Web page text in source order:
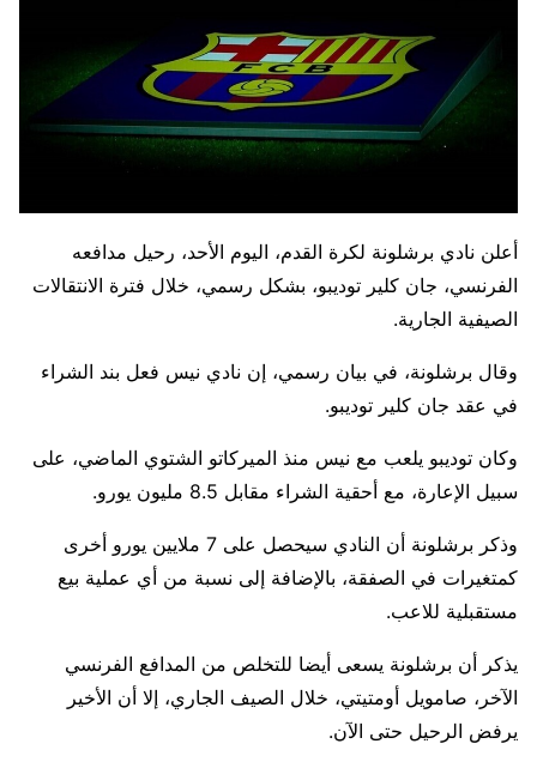
أعلن نادي برشلونة لكرة القدم، اليوم الأحد، رحيل مدافعه
الفرنسي، جان كلير توديبو، بشكل رسمي، خلال فترة الانتقالات
الصيفية الجارية.
وقال برشلونة، في بيان رسمي، إن نادي نيس فعل بند الشراء
في عقد جان كلير توديبو.
وكان توديبو يلعب مع نيس منذ الميركاتو الشتوي الماضي، على
سبيل الإعارة، مع أحقية الشراء مقابل 8.5 مليون يورو.
وذكر برشلونة أن النادي سيحصل على 7 ملايين يورو أخرى
كمتغيرات في الصفقة، بالإضافة إلى نسبة من أي عملية بيع
مستقبلية للاعب.
يذكر أن برشلونة يسعى أيضا للتخلص من المدافع الفرنسي
الآخر، صامويل أومتيتي، خلال الصيف الجاري، إلا أن الأخير
يرفض الرحيل حتى الآن.